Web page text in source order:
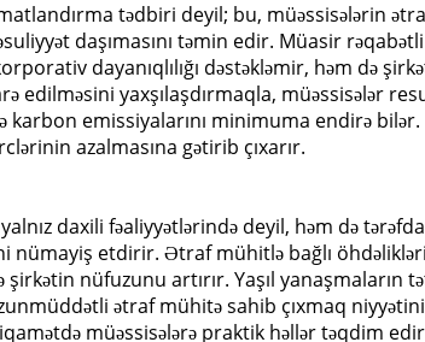
tədbiri deyil; bu, müəssisələrin
daşımasını təmin edir. Müasir
dayanıqlılığı dəstəkləmir, həm də
edilməsini yaxşılaşdırmaqla, müəssisələr
karbon emissiyalarını minimuma endirə bilər.
azalmasına gətirib çıxarır.
daxili fəaliyyətlərində deyil, həm də
nümayiş etdirir. Ətraf mühitlə bağlı
nüfuzunu artırır. Yaşıl yanaşmaların
ətraf mühitə sahib çıxmaq
müəssisələrə praktik həllər təqdim